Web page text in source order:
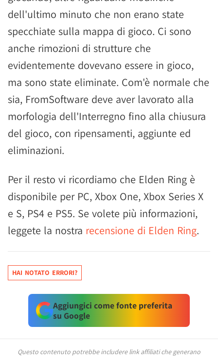
dell'ultimo minuto che non erano state
specchiate sulla mappa di gioco. Ci sono
anche rimozioni di strutture che
evidentemente dovevano essere in gioco,
ma sono state eliminate. Com'è normale che
sia, FromSoftware deve aver lavorato alla
morfologia dell'Interregno fino alla chiusura
del gioco, con ripensamenti, aggiunte ed
eliminazioni.
Per il resto vi ricordiamo che Elden Ring è
disponibile per PC, Xbox One, Xbox Series X
e S, PS4 e PS5. Se volete più informazioni,
leggete la nostra recensione di Elden Ring.
HAI NOTATO ERRORI?
Aggiungici come fonte preferita
su Google
Questo contenuto potrebbe includere link affiliati che generano